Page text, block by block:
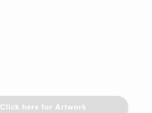
Click here for Artwork